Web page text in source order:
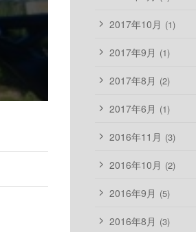
2017年10月 (1)
2017年9月 (1)
2017年8月 (2)
2017年6月 (1)
2016年11月 (3)
2016年10月 (2)
2016年9月 (5)
2016年8月 (3)